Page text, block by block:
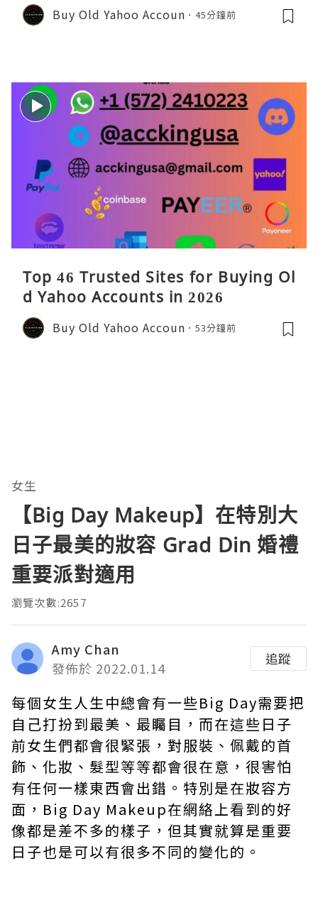
Buy Old Yahoo Accoun 45分鐘前
Top 46 Trusted Sites for Buying Ol
d Yahoo Accounts in 2026
Buy Old Yahoo Accoun 53分鐘前
女生
【Big Day Makeup】在特別大
日子最美的妝容 Grad Din 婚禮
重要派對適用
瀏覽次數:2657
Amy Chan
發佈於 2022.01.14
追蹤
每個女生人生中總會有一些Big Day需要把
自己打扮到最美、最矚目，而在這些日子
前女生們都會很緊張，對服裝、佩戴的首
飾、化妝、髮型等等都會很在意，很害怕
有任何一樣東西會出錯。特別是在妝容方
面，Big Day Makeup在網絡上看到的好
像都是差不多的樣子，但其實就算是重要
日子也是可以有很多不同的變化的。